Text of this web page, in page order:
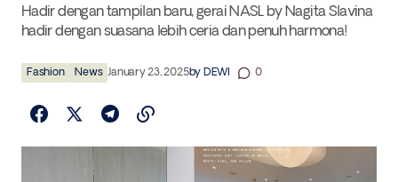
Hadir dengan tampilan baru, gerai NASL by Nagita Slavina
hadir dengan suasana lebih ceria dan penuh harmona!
Fashion News January 23, 2025by DEWI 0